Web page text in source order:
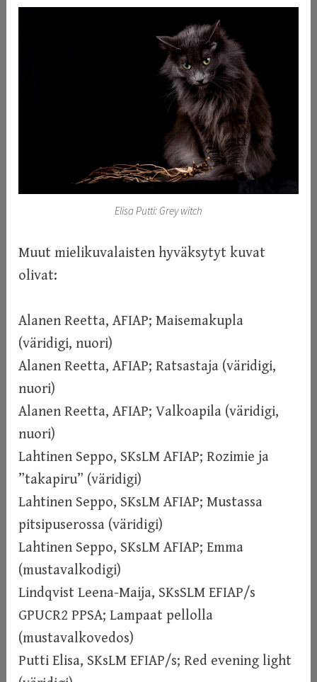
Elisa Putti: Grey witch
Muut mielikuvalaisten hyväksytyt kuvat
olivat:
Alanen Reetta, AFIAP; Maisemakupla
(väridigi, nuori)
Alanen Reetta, AFIAP; Ratsastaja (väridigi,
nuori)
Alanen Reetta, AFIAP; Valkoapila (väridigi,
nuori)
Lahtinen Seppo, SKsLM AFIAP; Rozimie ja
”takapiru” (väridigi)
Lahtinen Seppo, SKsLM AFIAP; Mustassa
pitsipuserossa (väridigi)
Lahtinen Seppo, SKsLM AFIAP; Emma
(mustavalkodigi)
Lindqvist Leena-Maija, SKsSLM EFIAP/s
GPUCR2 PPSA; Lampaat pellolla
(mustavalkovedos)
Putti Elisa, SKsLM EFIAP/s; Red evening light